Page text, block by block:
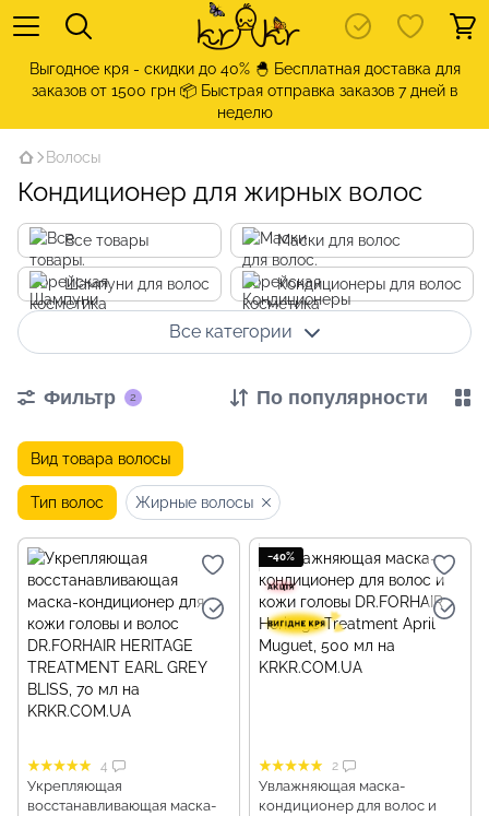
Выгодное кря - скидки до 40% 🐣 Бесплатная доставка для
заказов от 1500 грн 📦 Быстрая отправка заказов 7 дней в
неделю
Волосы
Кондиционер для жирных волос
Все товары
Шампуни для волос
Маски для волос
Кондиционеры для волос
Все категории
Фильтр 2 По популярности
Вид товара волосы
Тип волос Жирные волосы
4
Укрепляющая
восстанавливающая маска-
−40%
2
Увлажняющая маска-
кондиционер для волос и